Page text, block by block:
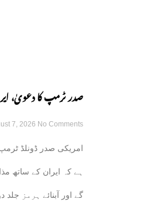
صدر ٹرمپ کا دعویٰ،
کامیاب ہوں گے،7, 2026 No Comments
امریکی صدر ڈونلڈ
ہے کہ ایران کے ساتھ
گے اور آبنائے ہرمز جلد